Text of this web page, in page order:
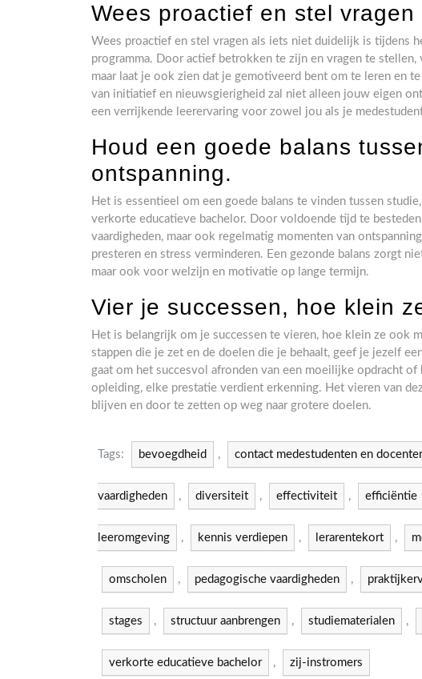
Wees proactief en stel
Wees proactief en stel vragen als iets niet duidelijk is tijdens
programma. Door actief betrokken te zijn en vragen te
maar laat je ook zien dat je gemotiveerd bent om te leren en
van initiatief en nieuwsgierigheid zal niet alleen jouw eigen
een verrijkende leerervaring voor zowel jou als je
Houd een goede balans
ontspanning.
Het is essentieel om een goede balans te vinden tussen
verkorte educatieve bachelor. Door voldoende tijd te
vaardigheden, maar ook regelmatig momenten van
presteren en stress verminderen. Een gezonde balans zorgt
maar ook voor welzijn en motivatie op lange termijn.
Vier je successen, hoe klein
Het is belangrijk om je successen te vieren, hoe klein ze ook
stappen die je zet en de doelen die je behaalt, geef je jezelf
gaat om het succesvol afronden van een moeilijke opdracht
opleiding, elke prestatie verdient erkenning. Het vieren van
blijven en door te zetten op weg naar grotere doelen.
Tags: bevoegdheid , contact medestudenten en
vaardigheden , diversiteit , effectiviteit , efficiëntie
leeromgeving , kennis verdiepen , lerarentekort ,
omscholen , pedagogische vaardigheden ,
stages , structuur aanbrengen , studiematerialen ,
verkorte educatieve bachelor , zij-instromers